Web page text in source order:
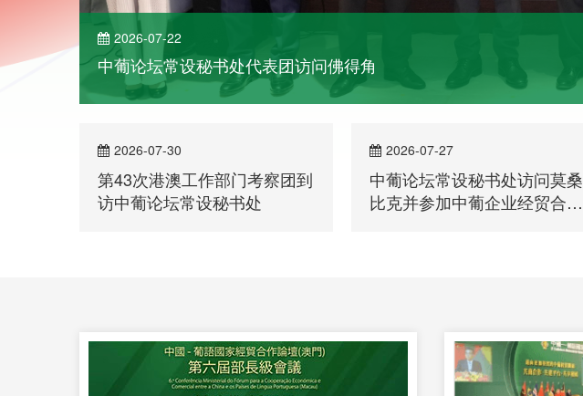
2026-07-22
中葡论坛常设秘书处代表团访问佛得角
2026-07-30
第43次港澳工作部门考察团到
访中葡论坛常设秘书处
2026-07-27
中葡论坛常设秘书处访问莫桑
比克并参加中葡企业经贸合作